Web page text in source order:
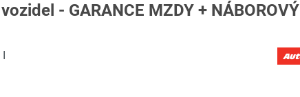
- GARANCE MZDY + NÁBOROVÝ